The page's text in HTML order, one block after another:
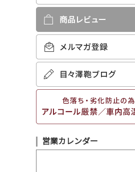
営業カレンダー